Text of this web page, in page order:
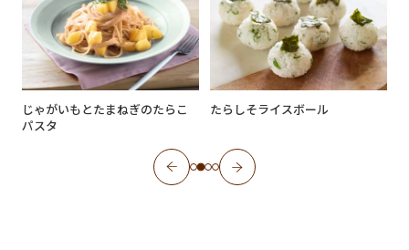
じゃがいもとたまねぎのたらこ
パスタ
たらしそライスボール